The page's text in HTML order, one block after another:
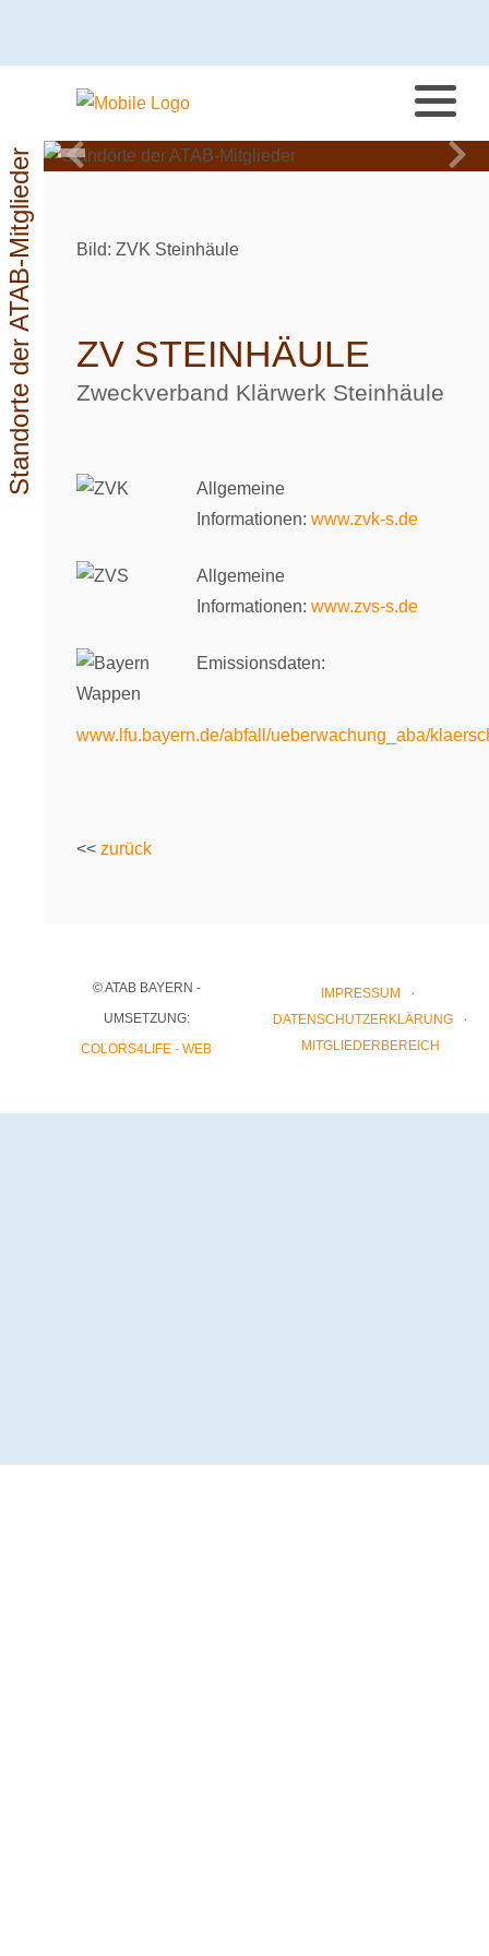
Standorte der ATAB-Mitglieder Bild: ZVK Steinhäule
ZV STEINHÄULE
Zweckverband Klärwerk Steinhäule
Allgemeine
Informationen: www.zvk-s.de
Allgemeine
Informationen: www.zvs-s.de
Emissionsdaten:
www.lfu.bayern.de/abfall/ueberwachung_aba/
<< zurück
© ATAB BAYERN -
UMSETZUNG:
COLORS4LIFE - WEB
IMPRESSUM
DATENSCHUTZERKLÄRUNG
MITGLIEDERBEREICH